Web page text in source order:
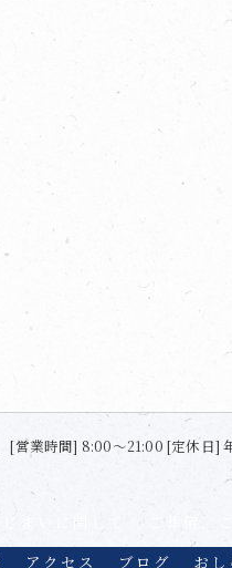
[営業時間] 8:00〜21:00 [定休日]
ご葬儀、
アクセス ブログ おし